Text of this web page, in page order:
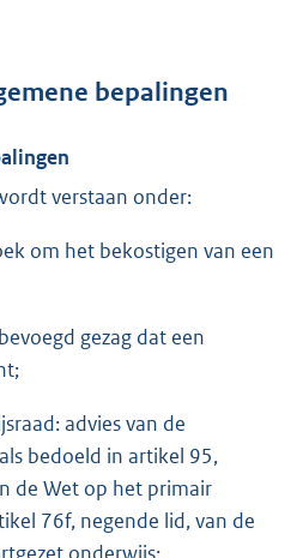
bepalingen
verstaan onder:
om het bekostigen van een
gezag dat een
advies van de
bedoeld in artikel 95,
de Wet op het primair
76f, negende lid, van de